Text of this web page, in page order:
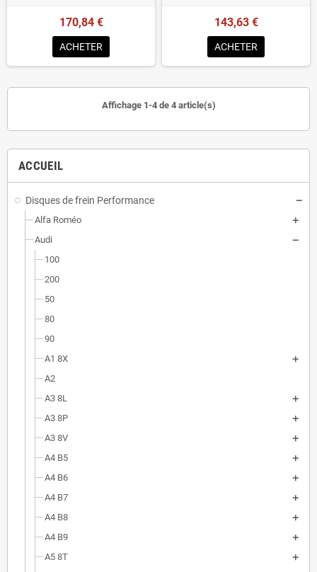
ACCUEIL
Disques de frein Performance
Alfa Roméo
Audi
100
200
50
80
90
A1 8X
A2
A3 8L
A3 8P
A3 8V
A4 B5
A4 B6
A4 B7
A4 B8
A4 B9
A5 8T
170,84 €
ACHETER
143,63 €
ACHETER
Affichage 1-4 de 4 article(s)